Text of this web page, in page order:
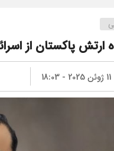
ارتش پاکستان از
11 ژوئن 2025 - 18:03